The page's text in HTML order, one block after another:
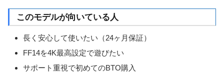
このモデルが向いている人
長く安心して使いたい（24ヶ月保証）
FF14を4K最高設定で遊びたい
サポート重視で初めてのBTO購入